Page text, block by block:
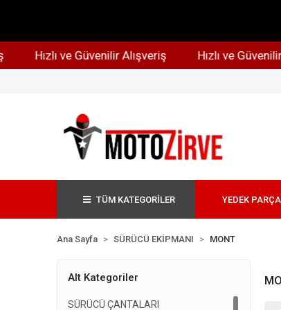
Hızlı ve Güvenilir Alışveriş Hızlı ve Güvenilir
TÜM KATEGORİLER YEDEK PARÇA
Ana Sayfa SÜRÜCÜ EKİPMANI MONT
Alt Kategoriler
SÜRÜCÜ ÇANTALARI